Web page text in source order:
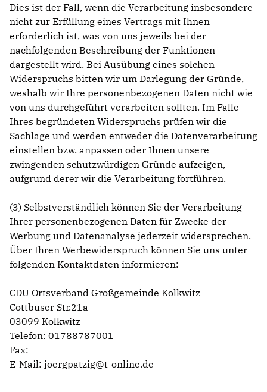
Dies ist der Fall, wenn die Verarbeitung insbesondere
nicht zur Erfüllung eines Vertrags mit Ihnen
erforderlich ist, was von uns jeweils bei der
nachfolgenden Beschreibung der Funktionen
dargestellt wird. Bei Ausübung eines solchen
Widerspruchs bitten wir um Darlegung der Gründe,
weshalb wir Ihre personenbezogenen Daten nicht wie
von uns durchgeführt verarbeiten sollten. Im Falle
Ihres begründeten Widerspruchs prüfen wir die
Sachlage und werden entweder die Datenverarbeitung
einstellen bzw. anpassen oder Ihnen unsere
zwingenden schutzwürdigen Gründe aufzeigen,
aufgrund derer wir die Verarbeitung fortführen.
(3) Selbstverständlich können Sie der Verarbeitung
Ihrer personenbezogenen Daten für Zwecke der
Werbung und Datenanalyse jederzeit widersprechen.
Über Ihren Werbewiderspruch können Sie uns unter
folgenden Kontaktdaten informieren:
CDU Ortsverband Großgemeinde Kolkwitz
Cottbuser Str.21a
03099 Kolkwitz
Telefon: 01788787001
Fax:
E-Mail: joergpatzig@t-online.de